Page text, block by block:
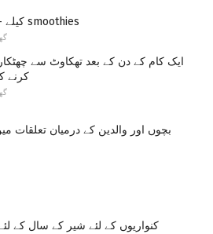
کیلے - رسیلی smoothies
ایک کام کے دن کے بعد تھکاوٹ سے
کرنے
بچوں اور والدین کے درمیان تعلقات
کنواریوں کے لئے شیر کے سال کے